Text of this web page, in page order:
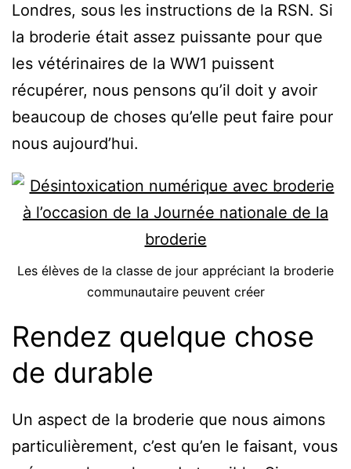
Londres, sous les instructions de la RSN. Si
la broderie était assez puissante pour que
les vétérinaires de la WW1 puissent
récupérer, nous pensons qu’il doit y avoir
beaucoup de choses qu’elle peut faire pour
nous aujourd’hui.
Les élèves de la classe de jour appréciant la broderie
communautaire peuvent créer
Rendez quelque chose
de durable
Un aspect de la broderie que nous aimons
particulièrement, c’est qu’en le faisant, vous